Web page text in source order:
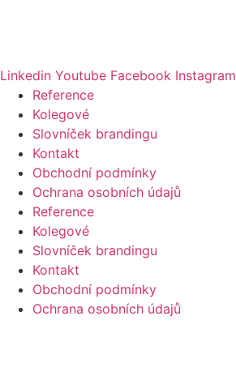
Linkedin Youtube Facebook Instagram
Reference
Kolegové
Slovníček brandingu
Kontakt
Obchodní podmínky
Ochrana osobních údajů
Reference
Kolegové
Slovníček brandingu
Kontakt
Obchodní podmínky
Ochrana osobních údajů